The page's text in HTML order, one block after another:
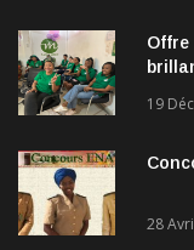
Offre
19
28